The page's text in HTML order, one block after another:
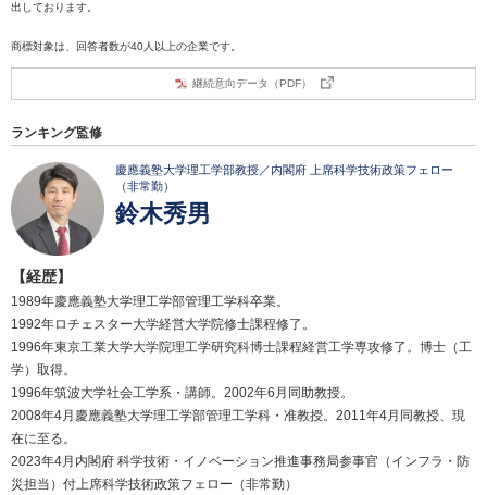
出しております。
商標対象は、回答者数が40人以上の企業です。
継続意向データ（PDF）
ランキング監修
慶應義塾大学理工学部教授／内閣府 上席科学技術政策フェロー
（非常勤）
鈴木秀男
【経歴】
1989年慶應義塾大学理工学部管理工学科卒業。
1992年ロチェスター大学経営大学院修士課程修了。
1996年東京工業大学大学院理工学研究科博士課程経営工学専攻修了。博士（工
学）取得。
1996年筑波大学社会工学系・講師。2002年6月同助教授。
2008年4月慶應義塾大学理工学部管理工学科・准教授。2011年4月同教授、現
在に至る。
2023年4月内閣府 科学技術・イノベーション推進事務局参事官（インフラ・防
災担当）付上席科学技術政策フェロー（非常勤）